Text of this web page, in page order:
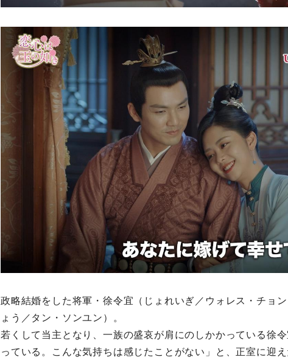
政略結婚をした将軍・徐令宜（じょれいぎ／ウォレス・チョ
ょう／タン・ソンユン）。
若くして当主となり、一族の盛哀が肩にのしかかっている徐
っている。こんな気持ちは感じたことがない」と、正室に迎